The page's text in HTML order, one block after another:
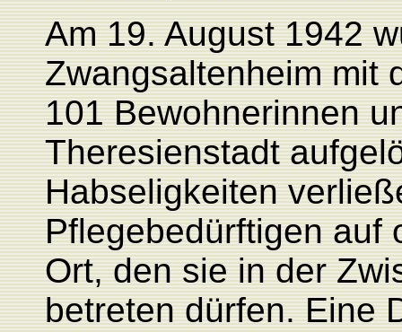
Am 19. August 1942
Zwangsaltenheim mit
101 Bewohnerinnen
Theresienstadt
Habseligkeiten
Pflegebedürftigen auf
Ort, den sie in der
betreten dürfen. Eine